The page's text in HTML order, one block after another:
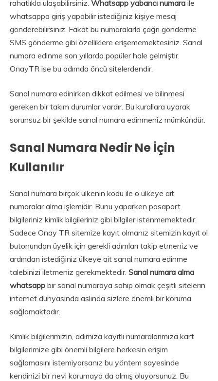
rahatlıkla ulaşabilirsiniz. Whatsapp yabancı numara ile
whatsappa giriş yapabilir istediğiniz kişiye mesaj
gönderebilirsiniz. Fakat bu numaralarla çağrı gönderme
SMS gönderme gibi özelliklere erişememektesiniz. Sanal
numara edinme son yıllarda popüler hale gelmiştir.
OnayTR ise bu adımda öncü sitelerdendir.
Sanal numara edinirken dikkat edilmesi ve bilinmesi
gereken bir takım durumlar vardır. Bu kurallara uyarak
sorunsuz bir şekilde sanal numara edinmeniz mümkündür.
Sanal Numara Nedir Ne İçin
Kullanılır
Sanal numara birçok ülkenin kodu ile o ülkeye ait
numaralar alma işlemidir. Bunu yaparken pasaport
bilgileriniz kimlik bilgileriniz gibi bilgiler istenmemektedir.
Sadece Onay TR sitemize kayıt olmanız sitemizin kayıt ol
butonundan üyelik için gerekli adımları takip etmeniz ve
ardından istediğiniz ülkeye ait sanal numara edinme
talebinizi iletmeniz gerekmektedir. Sanal numara alma
whatsapp bir sanal numaraya sahip olmak çeşitli sitelerin
internet dünyasında aslında sizlere önemli bir koruma
sağlamaktadır.
Kimlik bilgilerimizin, adımıza kayıtlı numaralarımıza kart
bilgilerimize gibi önemli bilgilere herkesin erişim
sağlamasını istemiyorsanız bu yöntem sayesinde
kendinizi bir nevi korumaya da almış oluyorsunuz. Bu